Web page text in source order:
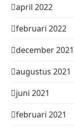
april 2022
februari 2022
december 2021
augustus 2021
juni 2021
februari 2021